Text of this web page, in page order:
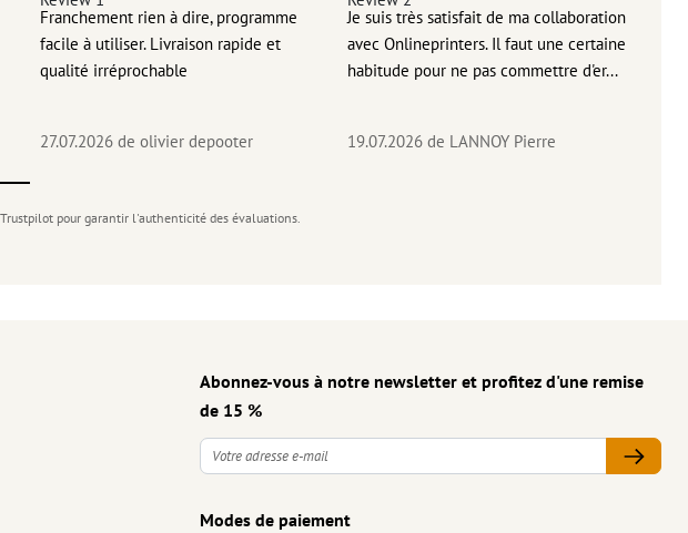
Franchement rien à dire, programme
facile à utiliser. Livraison rapide et
qualité irréprochable
27.07.2026de olivier depooter
Je suis très satisfait de ma collaboration
avec Onlineprinters. Il faut une certaine
habitude pour ne pas commettre d'er...
19.07.2026de LANNOY Pierre
pour garantir l'authenticité des évaluations.
Abonnez-vous à notre newsletter et profitez d'une remise
de 15 %
Modes de paiement